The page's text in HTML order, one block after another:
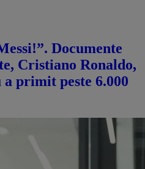
Documente
Cristiano Ronaldo,
primit peste 6.000